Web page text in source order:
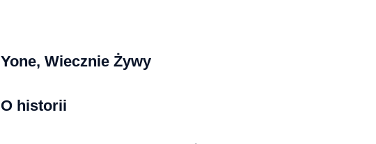
Yone, Wiecznie Żywy
O historii